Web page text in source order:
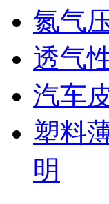
氮气
透气
汽车
塑料
明